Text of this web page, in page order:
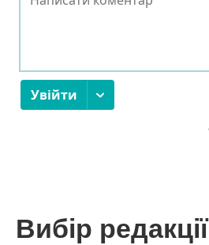
Вибір редакції